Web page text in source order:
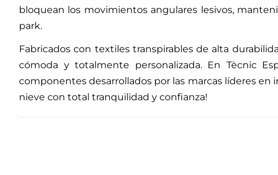
bloquean los movimientos angulares lesivos,
park.
Fabricados con textiles transpirables de alta
cómoda y totalmente personalizada. En Tècnic
componentes desarrollados por las marcas líderes
nieve con total tranquilidad y confianza!